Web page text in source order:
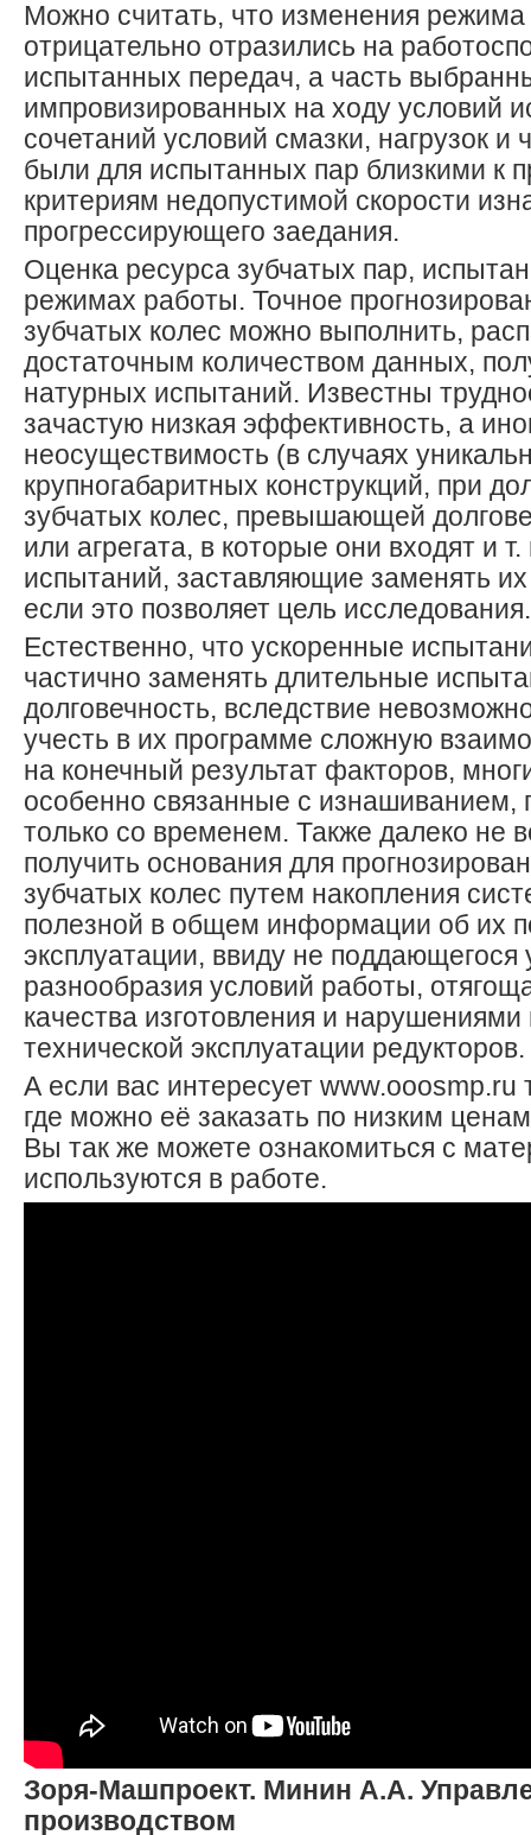
Можно считать, что изменения
отрицательно отразились на
испытанных передач, а часть
импровизированных на ходу условий
сочетаний условий смазки, нагрузок и
были для испытанных пар близкими к
критериям недопустимой скорости
прогрессирующего заедания.
Оценка ресурса зубчатых пар,
режимах работы. Точное
зубчатых колес можно выполнить,
достаточным количеством данных,
натурных испытаний. Известны
зачастую низкая эффективность, а
неосуществимость (в случаях
крупногабаритных конструкций, при
зубчатых колес, превышающей
или агрегата, в которые они входят и
испытаний, заставляющие заменять
если это позволяет цель исследования.
Естественно, что ускоренные
частично заменять длительные
долговечность, вследствие
учесть в их программе сложную
на конечный результат факторов,
особенно связанные с изнашиванием,
только со временем. Также далеко не
получить основания для
зубчатых колес путем накопления
полезной в общем информации об их
эксплуатации, ввиду не поддающегося
разнообразия условий работы,
качества изготовления и нарушениями
технической эксплуатации редукторов.
А если вас интересует
где можно её заказать по низким
Вы так же можете ознакомиться с
используются в работе.
Зоря-Машпроект. Минин А.А.
производством